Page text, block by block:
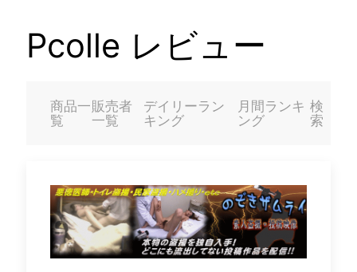
Pcolle レビュー
商品一
覧
販売者
一覧
デイリーラン
キング
月間ランキ
ング
検
索